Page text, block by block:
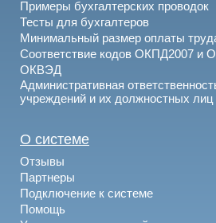
Примеры бухгалтерских проводок
Тесты для бухгалтеров
Минимальный размер оплаты
Соответствие кодов ОКПД2007 и
ОКВЭД
Административная
учреждений и их должностных лиц
О системе
Отзывы
Партнеры
Подключение к системе
Помощь